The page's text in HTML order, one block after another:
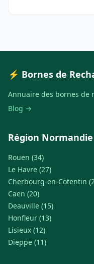
⚡ Bornes de
Annuaire des bornes de
Blog →
Région Normandie
Rouen (34)
Le Havre (27)
Cherbourg-en-Cotentin
Caen (20)
Deauville (15)
Honfleur (13)
Lisieux (12)
Dieppe (11)